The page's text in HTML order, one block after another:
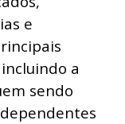
e
a
sendo